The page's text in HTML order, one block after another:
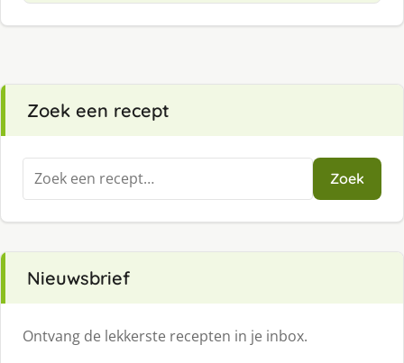
Zoek een recept
Zoeken
naar:
Zoek
Nieuwsbrief
Ontvang de lekkerste recepten in je inbox.